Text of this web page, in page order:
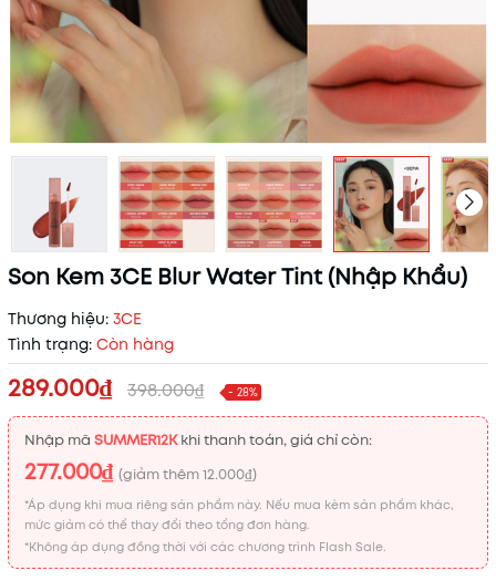
Son Kem 3CE Blur Water Tint (Nhập Khẩu)
Thương hiệu: 3CE
Tình trạng: Còn hàng
289.000₫ 398.000₫ - 28%
Nhập mã SUMMER12Kkhi thanh toán, giá chỉ còn:
277.000₫ (giảm thêm12.000₫)
*Áp dụng khi mua riêng sản phẩm này. Nếu mua kèm sản phẩm khác,
mức giảm có thể thay đổi theo tổng đơn hàng.
*Không áp dụng đồng thời với các chương trình Flash Sale.